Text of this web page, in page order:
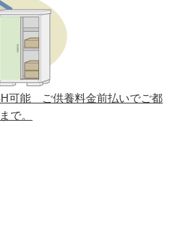
成28年12月15日(木)
平成28年6月16日(木)
平成27年11月27日
成26年12月5日
成26年4月28日
可能 ご供養料金前払いでご都
で。